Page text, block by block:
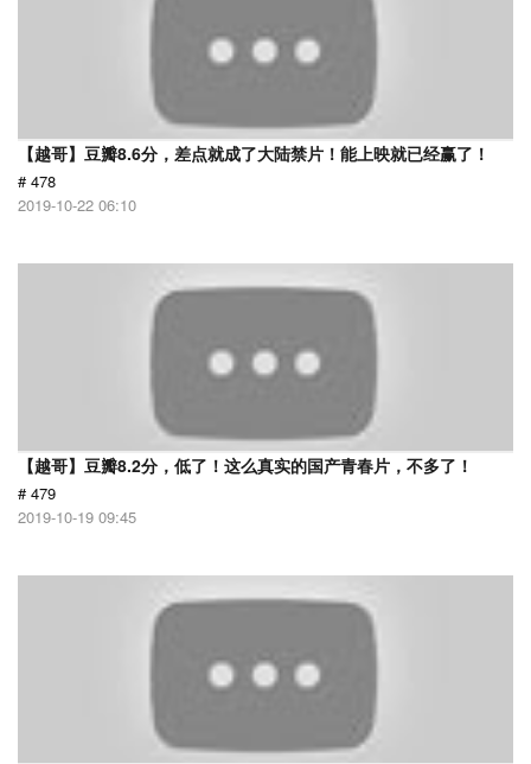
【越哥】豆瓣8.6分，差点就成了大陆禁片！能上映就已经赢了！
# 478
2019-10-22 06:10
【越哥】豆瓣8.2分，低了！这么真实的国产青春片，不多了！
# 479
2019-10-19 09:45